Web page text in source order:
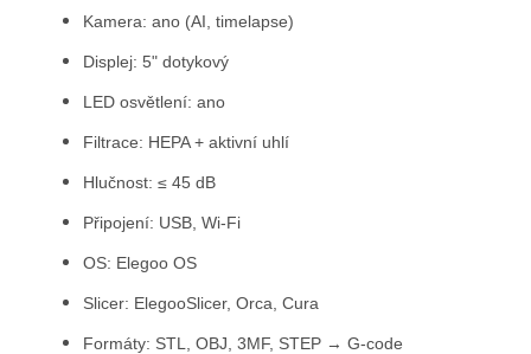
Kamera: ano (AI, timelapse)
Displej: 5" dotykový
LED osvětlení: ano
Filtrace: HEPA + aktivní uhlí
Hlučnost: ≤ 45 dB
Připojení: USB, Wi-Fi
OS: Elegoo OS
Slicer: ElegooSlicer, Orca, Cura
Formáty: STL, OBJ, 3MF, STEP → G-code